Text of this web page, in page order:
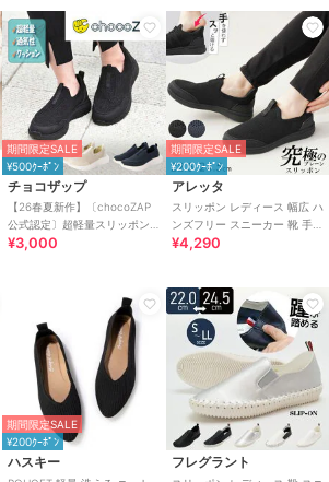
期間限定SALE
¥500ｸｰﾎﾟﾝ
チョコザップ
【26春夏新作】〔chocoZAP
公式認定〕超軽量スリッポン
スニーカー
¥3,000
期間限定SALE
¥200ｸｰﾎﾟﾝ
アレッタ
スリッポン レディース 幅広 ハ
ンズフリー スニーカー 靴 手を
使わず履ける プレーン きれい
¥4,290
期間限定SALE
¥200ｸｰﾎﾟﾝ
ハスキー フレグラント